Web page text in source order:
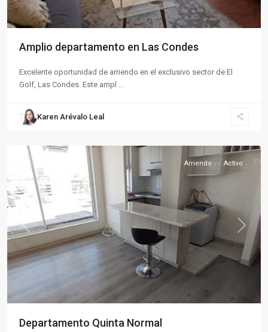
Amplio departamento en Las Condes
Excelente oportunidad de arriendo en el exclusivo sector de El
Golf, Las Condes. Este ampl ...
Karen Arévalo Leal
Quinta
Normal,
Previous Next
Arriendo Activo
Departamento Quinta Normal